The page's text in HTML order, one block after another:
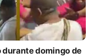
durante domingo de